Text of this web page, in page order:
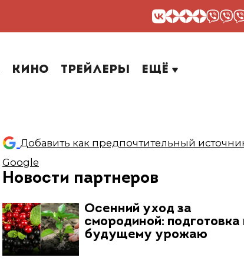
Кино Трейлеры Ещё
Добавить как предпочтительный
Google
Новости партнеров
Осенний уход за
смородиной: подготовка
будущему урожаю